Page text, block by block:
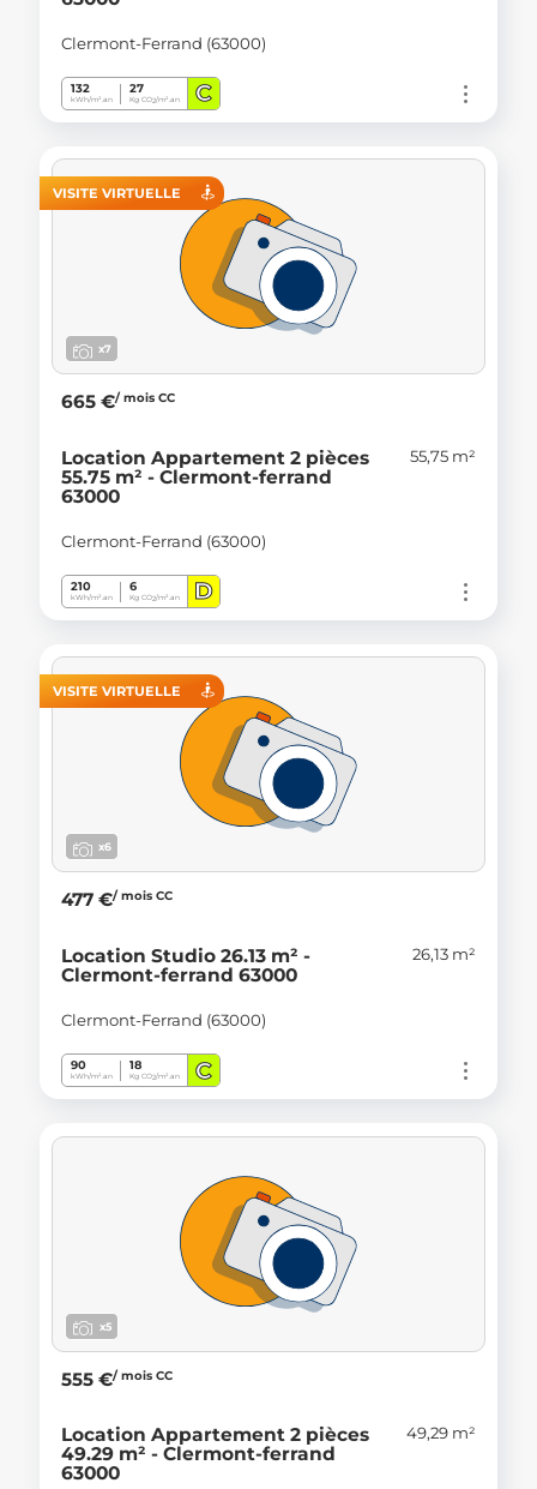
Clermont-Ferrand (63000)
132
kWh/m².an
27
Kg CO2/m².an C
VISITE VIRTUELLE
x7
665 €/ mois CC
Location Appartement 2 pièces
55.75 m² - Clermont-ferrand
63000
55,75 m²
Clermont-Ferrand (63000)
210
kWh/m².an
6
Kg CO2/m².an D
VISITE VIRTUELLE
x6
477 €/ mois CC
Location Studio 26.13 m² -
Clermont-ferrand 63000
26,13 m²
Clermont-Ferrand (63000)
90
kWh/m².an
18
Kg CO2/m².an C
x5
555 €/ mois CC
Location Appartement 2 pièces
49.29 m² - Clermont-ferrand
63000
49,29 m²